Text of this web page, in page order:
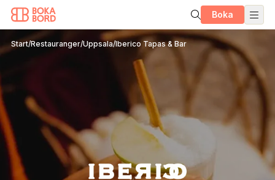
Boka
Start/Restauranger/Uppsala/Iberico Tapas & Bar